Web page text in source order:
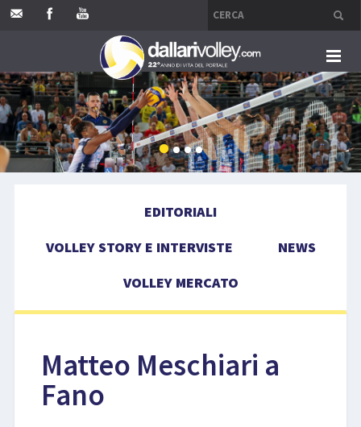
HOME
EDITORIALI
VOLLEY MERCATO
COMPETIZIONI
EVENTI
EDITORIALI
VOLLEY STORY E INTERVISTE
NEWS
VOLLEY MERCATO
Matteo Meschiari a
Fano